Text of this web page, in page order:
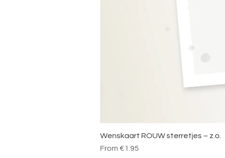
Wenskaart ROUW sterretjes – z.o.
From €1.95
Sale Price